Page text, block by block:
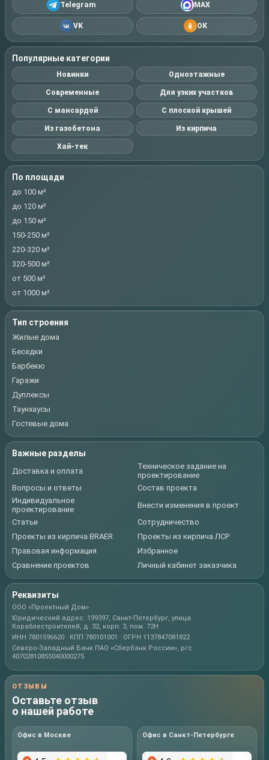
Telegram MAX
VK OK
Популярные категории
Новинки Одноэтажные
Современные Для узких участков
С мансардой С плоской крышей
Из газобетона Из кирпича
Хай-тек
По площади
до 100 м²
до 120 м²
до 150 м²
150-250 м²
220-320 м²
320-500 м²
от 500 м²
от 1000 м²
Тип строения
Жилые дома
Беседки
Барбекю
Гаражи
Дуплексы
Таунхаусы
Гостевые дома
Важные разделы
Доставка и оплата
Техническое задание на
проектирование
Вопросы и ответы
Состав проекта
Индивидуальное
проектирование
Внести изменения в проект
Статьи
Сотрудничество
Проекты из кирпича BRAER
Проекты из кирпича ЛСР
Правовая информация
Избранное
Сравнение проектов
Личный кабинет заказчика
Реквизиты
ООО «Проектный Дом»
Юридический адрес: 199397, Санкт-Петербург, улица
Кораблестроителей, д. 32, корп. 3, пом. 72Н
ИНН 7801596620 · КПП 780101001 · ОГРН 1137847081822
Северо-Западный Банк ПАО «Сбербанк России», р/с
40702810855040000275
ОТЗЫВЫ
Оставьте отзыв
о нашей работе
Офис в Москве Офис в Санкт-Петербурге